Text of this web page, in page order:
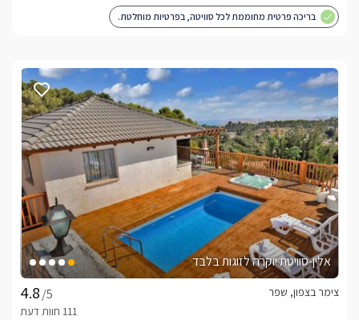
בריכה פרטית מחוממת לכל סוויטה, בפרטיות מוחלטת.
אלין-סוויטת יוקרה לזוגות בלבד
/5
צימר בצפון, שפר